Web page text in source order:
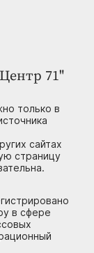
71"
только в
сайтах
страницу
в сфере